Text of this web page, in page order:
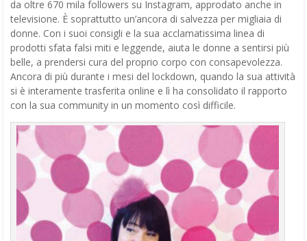
da oltre 670 mila followers su Instagram, approdato anche in
televisione. È soprattutto un’ancora di salvezza per migliaia di
donne. Con i suoi consigli e la sua acclamatissima linea di
prodotti sfata falsi miti e leggende, aiuta le donne a sentirsi più
belle, a prendersi cura del proprio corpo con consapevolezza.
Ancora di più durante i mesi del lockdown, quando la sua attività
si è interamente trasferita online e lì ha consolidato il rapporto
con la sua community in un momento così difficile.